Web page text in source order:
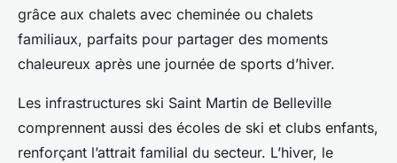
grâce aux chalets avec cheminée ou chalets
familiaux, parfaits pour partager des moments
chaleureux après une journée de sports d’hiver.
Les infrastructures ski Saint Martin de Belleville
comprennent aussi des écoles de ski et clubs enfants,
renforçant l’attrait familial du secteur. L’hiver, le